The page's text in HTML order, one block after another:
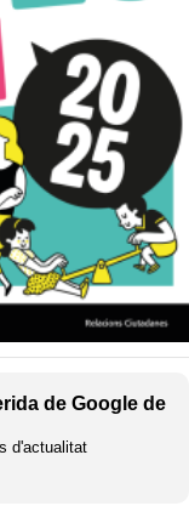
de Google de
d'actualitat